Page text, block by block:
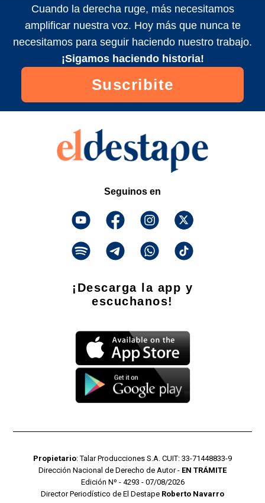
Cuando la derecha ruge, más necesitamos
amplificar nuestra voz. Hoy más que nunca te
necesitamos para seguir haciendo nuestro trabajo.
¡Sigamos haciendo historia!
Suscribite
Seguinos en
¡Descarga la app y
escuchanos!
Propietario: Talar Producciones S.A. CUIT: 33-71448833-9
Dirección Nacional de Derecho de Autor - EN TRÁMITE
Edición Nº - 4293 - 07/08/2026
Director Periodístico de El Destape Roberto Navarro